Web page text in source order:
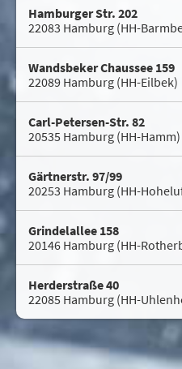
Hamburger Str. 202
22083 Hamburg (HH-
Wandsbeker Chaussee 159
22089 Hamburg (HH-Eilbek)
Carl-Petersen-Str. 82
20535 Hamburg (HH-Hamm)
Gärtnerstr. 97/99
20253 Hamburg (HH-
Grindelallee 158
20146 Hamburg (HH-
Herderstraße 40
22085 Hamburg (HH-